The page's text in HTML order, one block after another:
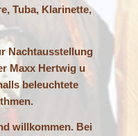
Tuba, Klarinette,
Nachtausstellung
Maxx Hertwig u
beleuchtete
willkommen. Bei